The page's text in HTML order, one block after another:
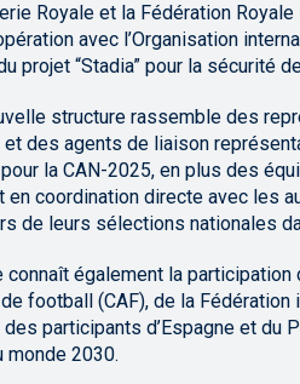
Royale et la Fédération
avec l’Organisation
projet “Stadia” pour la sécurité
structure rassemble des
et des agents de liaison
la CAN-2025, en plus des
en coordination directe avec les
de leurs sélections nationales
connaît également la
football (CAF), de la
participants d’Espagne et du
monde 2030.